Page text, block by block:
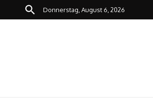
Zum Inhalt springen
Donnerstag, August 6, 2026